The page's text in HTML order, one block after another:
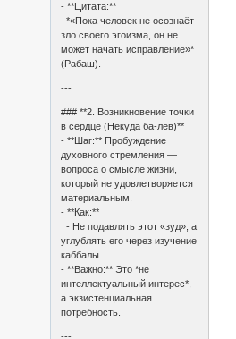
- **Цитата:**
*«Пока человек не осознаёт
зло своего эгоизма, он не
может начать исправление»*
(Рабаш).
---
### **2. Возникновение точки
в сердце (Некуда ба-лев)**
- **Шаг:** Пробуждение
духовного стремления —
вопроса о смысле жизни,
который не удовлетворяется
материальным.
- **Как:**
- Не подавлять этот «зуд», а
углублять его через изучение
каббалы.
- **Важно:** Это *не
интеллектуальный интерес*,
а экзистенциальная
потребность.
---